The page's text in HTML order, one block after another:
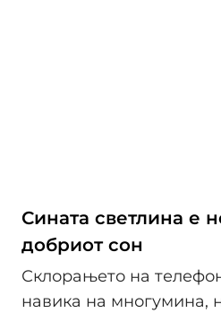
Сината светлина е
добриот сон
Склорањето на
навика на многумина,